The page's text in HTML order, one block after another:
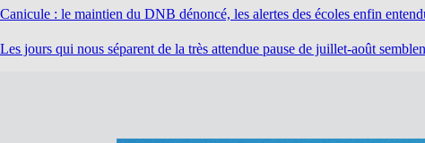
Canicule : le maintien du DNB dénoncé, les alertes des écoles enfin
Les jours qui nous séparent de la très attendue pause de juillet-août